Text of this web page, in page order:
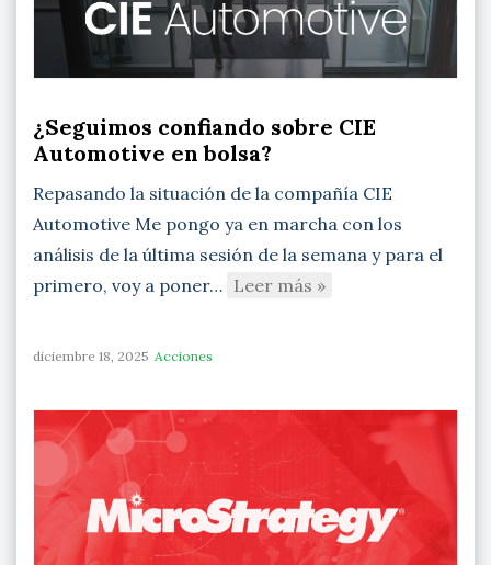
¿Seguimos confiando sobre CIE
Automotive en bolsa?
Repasando la situación de la compañía CIE
Automotive Me pongo ya en marcha con los
análisis de la última sesión de la semana y para el
primero, voy a poner… Leer más »
diciembre 18, 2025 Acciones